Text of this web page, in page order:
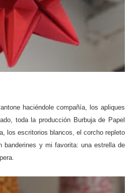
haciéndole compañía, los apliques
toda la producción Burbuja de Papel
los escritorios blancos, el corcho repleto
banderines y mi favorita: una estrella de